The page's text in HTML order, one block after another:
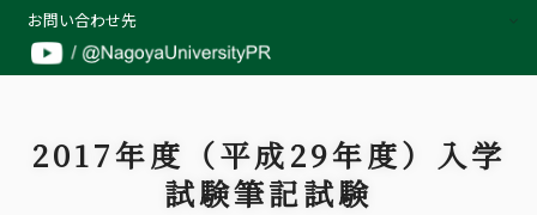
外部評価
教員の紹介
受験生の方
お問い合わせ先
2017年度（平成29年度）入学
試験筆記試験